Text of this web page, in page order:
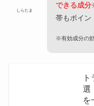
しらたま
できる成分
帯もポイン
※有効成分の
選
を